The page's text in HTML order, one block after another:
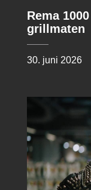
Rema
grillmaten
30. juni 2026